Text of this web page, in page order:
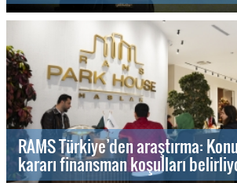
RAMS Türkiye’den araştırma:
kararı finansman koşulları